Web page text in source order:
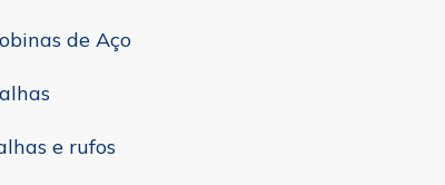
de Aço
e rufos